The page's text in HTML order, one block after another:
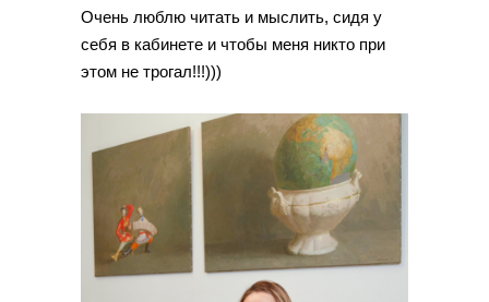
Очень люблю читать и мыслить, сидя у
себя в кабинете и чтобы меня никто при
этом не трогал!!!)))